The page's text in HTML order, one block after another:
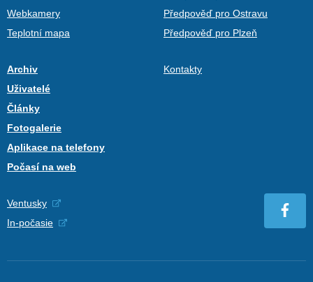
Webkamery
Teplotní mapa
Předpověď pro Ostravu
Předpověď pro Plzeň
Archiv
Uživatelé
Články
Fotogalerie
Aplikace na telefony
Počasí na web
Kontakty
Ventusky
In-počasie